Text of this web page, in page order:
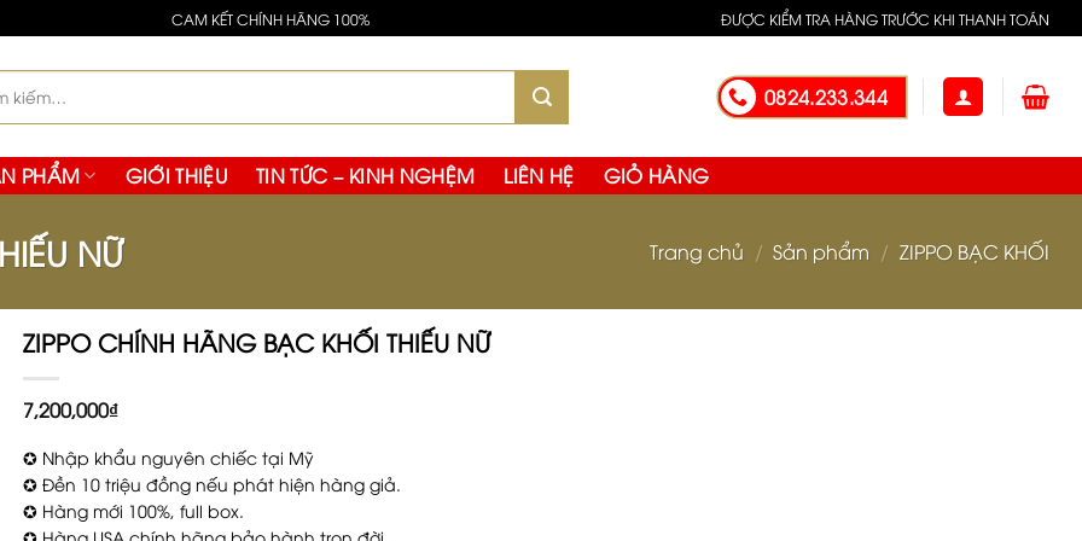
da molti collezionisti, senza il diametro maggiore caratteristico della maggior parte degli altri orologi
buona scelta, con una forma più semplice, una lunetta liscia e un semplice quadrante a tempo limitato.
CAM KẾT CHÍNH HÃNG 100% ĐƯỢC KIỂM TRA HÀNG TRƯỚC KHI THANH TOÁN
0824.233.344
PHẨM GIỚI THIỆU TIN TỨC – KINH NGHỆM LIÊN HỆ GIỎ HÀNG
NỮ Trang chủ / Sản phẩm / ZIPPO BẠC KHỐI
ZIPPO CHÍNH HÃNG BẠC KHỐI THIẾU NỮ
7,200,000₫
✪ Nhập khẩu nguyên chiếc tại Mỹ
✪ Đền 10 triệu đồng nếu phát hiện hàng giả.
✪ Hàng mới 100%, full box.